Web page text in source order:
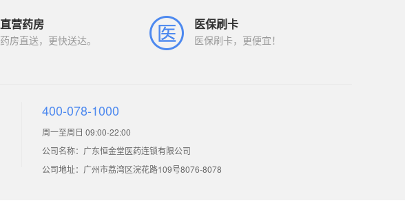
直营药房
药房直送，更快送达。
医保刷卡
医保刷卡，更便宜！
400-078-1000
周一至周日 09:00-22:00
公司名称：广东恒金堂医药连锁有限公司
公司地址：广州市荔湾区浣花路109号8076-8078